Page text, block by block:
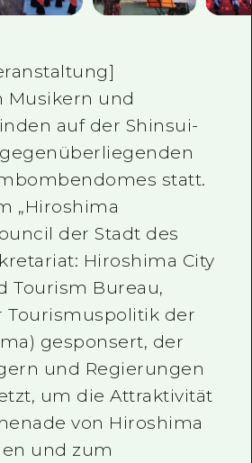
Musikern und
auf der Shinsui-
statt.
„Hiroshima
der Stadt des
Hiroshima City
Tourism Bureau,
Tourismuspolitik der
gesponsert, der
und Regierungen
um die Attraktivität
von Hiroshima
und zum